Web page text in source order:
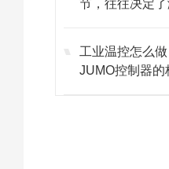
节，往往决定
工业温控怎么
JUMO控制器的